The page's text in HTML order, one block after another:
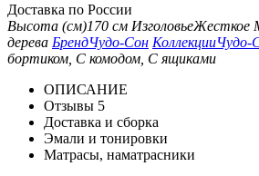
Доставка по России
Высота (см)170 см ИзголовьеЖесткое
дерева БрендЧудо-Сон КоллекцииЧудо-
бортиком, С комодом, С ящиками
ОПИСАНИЕ
Отзывы 5
Доставка и сборка
Эмали и тонировки
Матрасы, наматрасники